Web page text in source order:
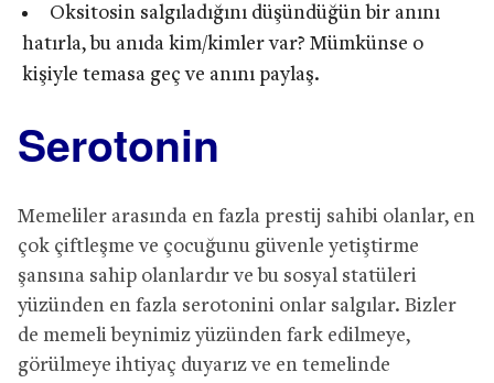
Oksitosin salgıladığını düşündüğün bir anını
hatırla, bu anıda kim/kimler var? Mümkünse o
kişiyle temasa geç ve anını paylaş.
Serotonin
Memeliler arasında en fazla prestij sahibi olanlar, en
çok çiftleşme ve çocuğunu güvenle yetiştirme
şansına sahip olanlardır ve bu sosyal statüleri
yüzünden en fazla serotonini onlar salgılar. Bizler
de memeli beynimiz yüzünden fark edilmeye,
görülmeye ihtiyaç duyarız ve en temelinde